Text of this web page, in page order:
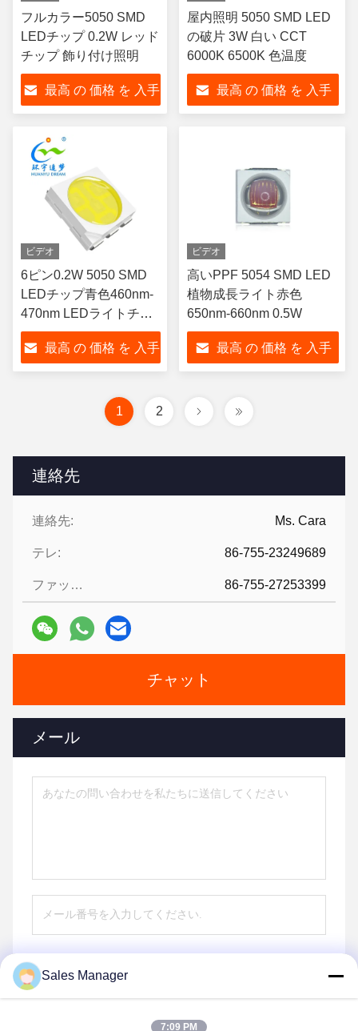
連絡先
連絡先: Ms. Cara
テレ: 86-755-23249689
ファックス: 86-755-27253399
チャット
メール
フルカラー5050 SMD
LEDチップ 0.2W レッド
チップ 飾り付け照明
最高 の 価格 を 入手
屋内照明 5050 SMD LED
の破片 3W 白い CCT
6000K 6500K 色温度
最高 の 価格 を 入手
ビデオ
6ピン0.2W 5050 SMD
LEDチップ青色460nm-
470nm LEDライトチッ
プ
最高 の 価格 を 入手
ビデオ
高いPPF 5054 SMD LED
植物成長ライト赤色
650nm-660nm 0.5W
最高 の 価格 を 入手
1 2
Sales Manager
7:09 PM